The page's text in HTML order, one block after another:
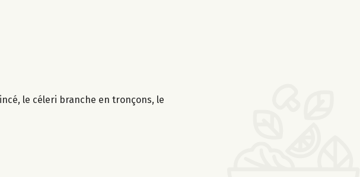
le céleri branche en tronçons, le